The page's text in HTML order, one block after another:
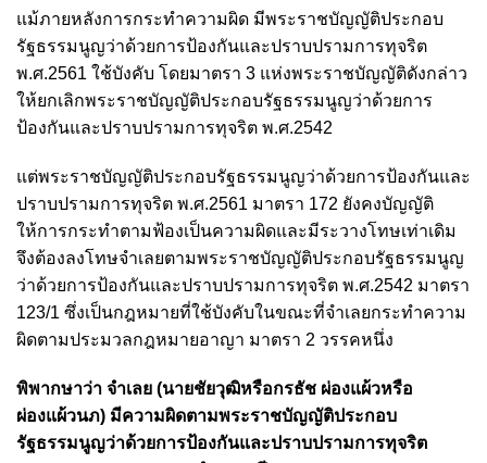
แม้ภายหลังการกระทำความผิด มีพระราชบัญญัติประกอบ
รัฐธรรมนูญว่าด้วยการป้องกันและปราบปรามการทุจริต
พ.ศ.2561 ใช้บังคับ โดยมาตรา 3 แห่งพระราชบัญญัติดังกล่าว
ให้ยกเลิกพระราชบัญญัติประกอบรัฐธรรมนูญว่าด้วยการ
ป้องกันและปราบปรามการทุจริต พ.ศ.2542
แต่พระราชบัญญัติประกอบรัฐธรรมนูญว่าด้วยการป้องกันและ
ปราบปรามการทุจริต พ.ศ.2561 มาตรา 172 ยังคงบัญญัติ
ให้การกระทำตามฟ้องเป็นความผิดและมีระวางโทษเท่าเดิม
จึงต้องลงโทษจำเลยตามพระราชบัญญัติประกอบรัฐธรรมนูญ
ว่าด้วยการป้องกันและปราบปรามการทุจริต พ.ศ.2542 มาตรา
123/1 ซึ่งเป็นกฎหมายที่ใช้บังคับในขณะที่จำเลยกระทำความ
ผิดตามประมวลกฎหมายอาญา มาตรา 2 วรรคหนึ่ง
พิพากษาว่า จำเลย (นายชัยวุฒิหรือกรธัช ผ่องแผ้วหรือ
ผ่องแผ้วนภ) มีความผิดตามพระราชบัญญัติประกอบ
รัฐธรรมนูญว่าด้วยการป้องกันและปราบปรามการทุจริต